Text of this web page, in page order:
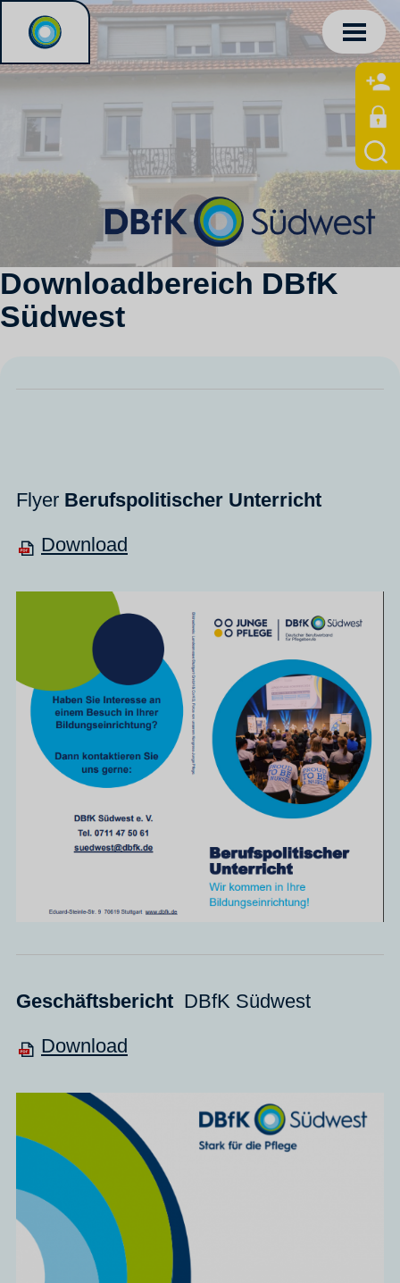
Downloadbereich DBfK
Südwest
Flyer Berufspolitischer Unterricht
Download
Geschäftsbericht DBfK Südwest
Download